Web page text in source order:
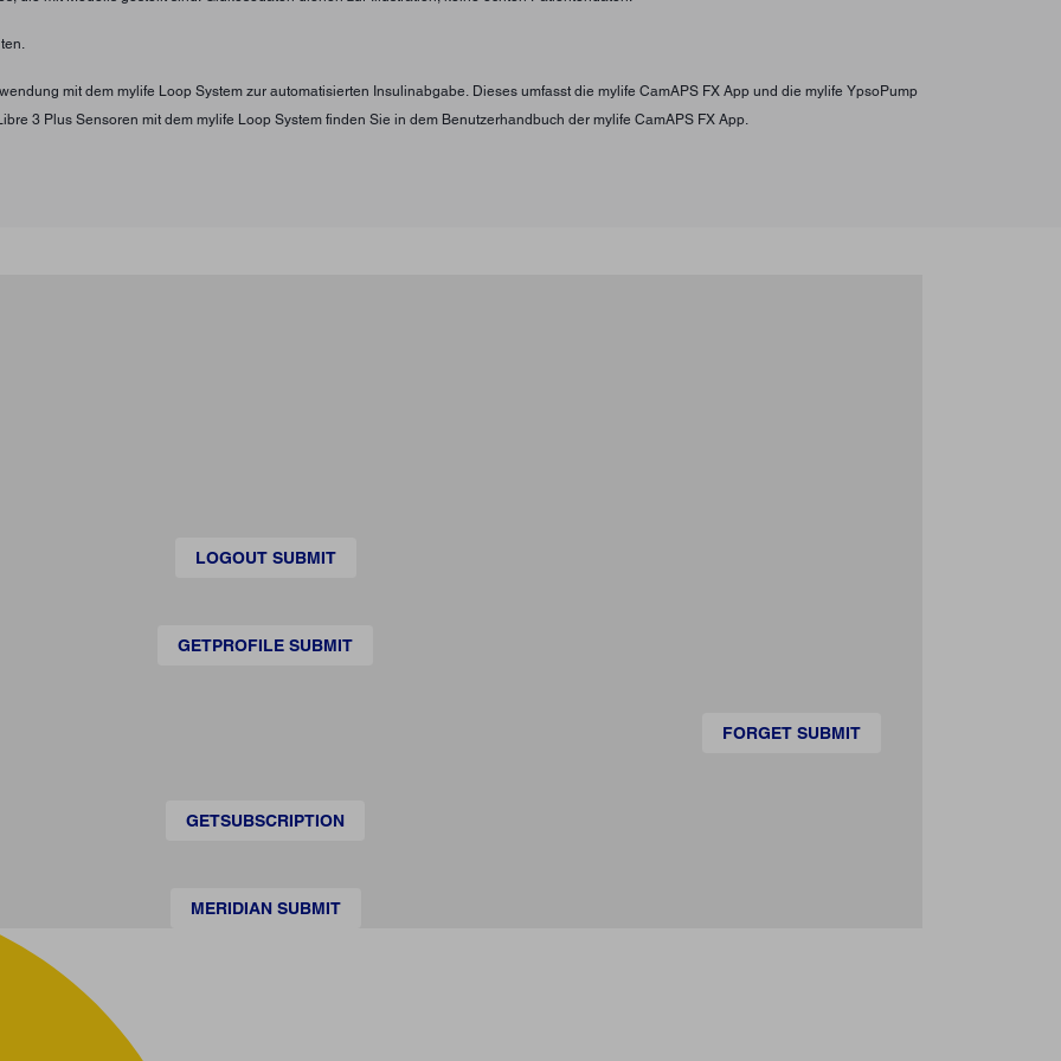
mit dem mylife Loop System zur automatisierten Insulinabgabe. Dieses umfasst die mylife CamAPS FX App und die mylife YpsoPump
3 Plus Sensoren mit dem mylife Loop System finden Sie in dem Benutzerhandbuch der mylife CamAPS FX App.
LOGOUT SUBMIT
GETPROFILE SUBMIT
FORGET SUBMIT
GETSUBSCRIPTION
MERIDIAN SUBMIT